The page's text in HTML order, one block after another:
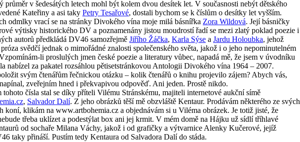
průměr v šedesátých letech mohl být kolem dvou desítek let. V současnosti nebýt dětského
Kateřiny a asi taky Petry Tesařové, dostali bychom se k číslům o desítky let vyšším.
odmlky vrací se na stránky Divokého vína moje milá básnířka Zora Wildová. Její básničky
výtisky historického DV a poznamenány jistou moudrostí řadí se mezi zlatý poklad poezie i
autorů předkládá DV46 samozřejmě Jiřího Žáčka, Karla Sýse a Jardu Holoubka, jehož
svědčí jednak o mimořádné znalosti společenského světa, jakož i o jeho nepominutelném
li proslulých jmen české poezie a literatury vůbec, napadá mě, že jsem v úvodníku
nabízel za pakatel rozsáhlou pětisetstránkovou Antologii Divokého vína 1964 – 2007.
svým čtenářům řečnickou otázku – kolik čtenářů o knihu projevilo zájem? Abych vás,
zveřejním hned i překvapivou odpověď. Ani jeden. Prostě nikdo.
čísla stal se díky příteli Vilému Stránskému, majiteli internetové aukční símě
, Salvador Dalí. Z jeho obrázků těší mě obzvláště Kentaur. Prodávám některého ze svých
koní, klikám na www.artbohemia.cz a objednávám si u Viléma obrázek. Je totiž jisté, že
třeba uklízet a podestýlat box ani jej krmit. V mém domě na Hájku už sídlí tříhlavé
od sochaře Milana Váchy, jakož i od grafičky a výtvarnice Alenky Kučerové, jejíž
taky přináší. Pustím tedy Kentaura od Salvadora Dalí do stáda.